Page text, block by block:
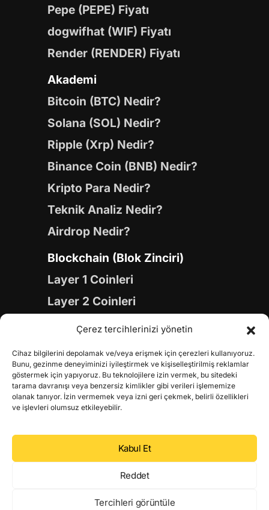
Çerez tercihlerinizi yönetin
Cihaz bilgilerini depolamak ve/veya erişmek için çerezleri kullanıyoruz.
Bunu, gezinme deneyiminizi iyileştirmek ve kişiselleştirilmiş reklamlar
göstermek için yapıyoruz. Bu teknolojilere izin vermek, bu sitedeki
tarama davranışı veya benzersiz kimlikler gibi verileri işlememize
olanak tanıyor. İzin vermemek veya izni geri çekmek, belirli özellikleri
ve işlevleri olumsuz etkileyebilir.
Kabul Et
Reddet
Tercihleri görüntüle
Pepe (PEPE) Fiyatı
dogwifhat (WIF) Fiyatı
Render (RENDER) Fiyatı
Akademi
Bitcoin (BTC) Nedir?
Solana (SOL) Nedir?
Ripple (Xrp) Nedir?
Binance Coin (BNB) Nedir?
Kripto Para Nedir?
Teknik Analiz Nedir?
Airdrop Nedir?
Blockchain (Blok Zinciri)
Layer 1 Coinleri
Layer 2 Coinleri
Yapay Zeka (AI) Coinleri
Gaming Coinleri
RWA Coinleri
DeFi Coinleri
DePIN Coinleri
Metaverse Coinleri
Web 3.0 Coinleri
Coin Türevleri